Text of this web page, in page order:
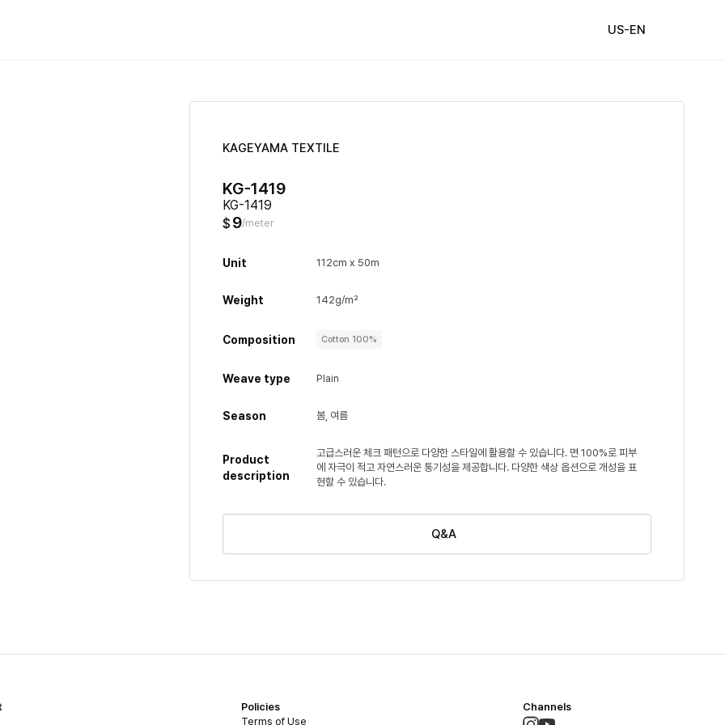
US-EN
KAGEYAMA TEXTILE
KG-1419
KG-1419
$ 9/meter
Unit 112cm x 50m
Weight 142g/m²
Composition Cotton 100%
Weave type Plain
Season 봄, 여름
Product
description
고급스러운 체크 패턴으로 다양한 스타일에 활용할 수 있습니다. 면 100%로 피부
에 자극이 적고 자연스러운 통기성을 제공합니다. 다양한 색상 옵션으로 개성을 표
현할 수 있습니다.
Q&A
Policies
Terms of Use
Channels